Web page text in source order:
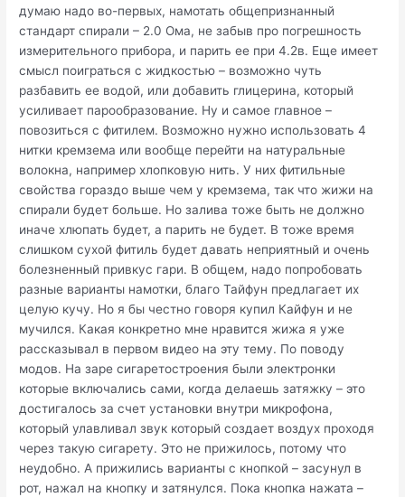
думаю надо во-первых, намотать общепризнанный
стандарт спирали – 2.0 Ома, не забыв про погрешность
измерительного прибора, и парить ее при 4.2в. Еще имеет
смысл поиграться с жидкостью – возможно чуть
разбавить ее водой, или добавить глицерина, который
усиливает парообразование. Ну и самое главное –
повозиться с фитилем. Возможно нужно использовать 4
нитки кремзема или вообще перейти на натуральные
волокна, например хлопковую нить. У них фитильные
свойства гораздо выше чем у кремзема, так что жижи на
спирали будет больше. Но залива тоже быть не должно
иначе хлюпать будет, а парить не будет. В тоже время
слишком сухой фитиль будет давать неприятный и очень
болезненный привкус гари. В общем, надо попробовать
разные варианты намотки, благо Тайфун предлагает их
целую кучу. Но я бы честно говоря купил Кайфун и не
мучился. Какая конкретно мне нравится жижа я уже
рассказывал в первом видео на эту тему. По поводу
модов. На заре сигаретостроения были электронки
которые включались сами, когда делаешь затяжку – это
достигалось за счет установки внутри микрофона,
который улавливал звук который создает воздух проходя
через такую сигарету. Это не прижилось, потому что
неудобно. А прижились варианты с кнопкой – засунул в
рот, нажал на кнопку и затянулся. Пока кнопка нажата –